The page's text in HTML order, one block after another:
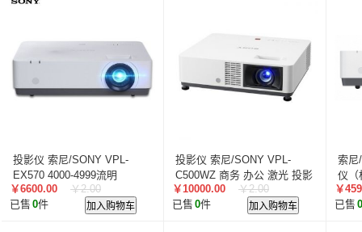
北峰/BFDX
叠云/Cloudecker
麦克赛尔/maxell
中银科技/BOCT
蓝胜卡顿/kadenlan
极米/XGIMI
鸿合/HiteVision
清大视讯
歌派/GEPAD
立思辰/LANXUM 利盟/Lexmark
英士/inASK
LG 中矗/ZHONGCHU
顶尖/OVERTOP
富山/TOMAYA
爱维达/EVADA
投影仪 索尼/SONY VPL-
EX570 4000-4999流明
1024*768 100英寸
￥6600.00
￥2.00
已售 0件 加入购物车
投影仪 索尼/SONY VPL-
C500WZ 商务 办公 激光 投影
机
￥10000.00
￥2.00
已售 0件 加入购物车
索尼
仪（
￥
已售 0